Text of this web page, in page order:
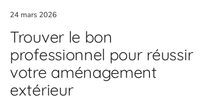
24 mars 2026
Trouver le bon
professionnel pour réussir
votre aménagement
extérieur